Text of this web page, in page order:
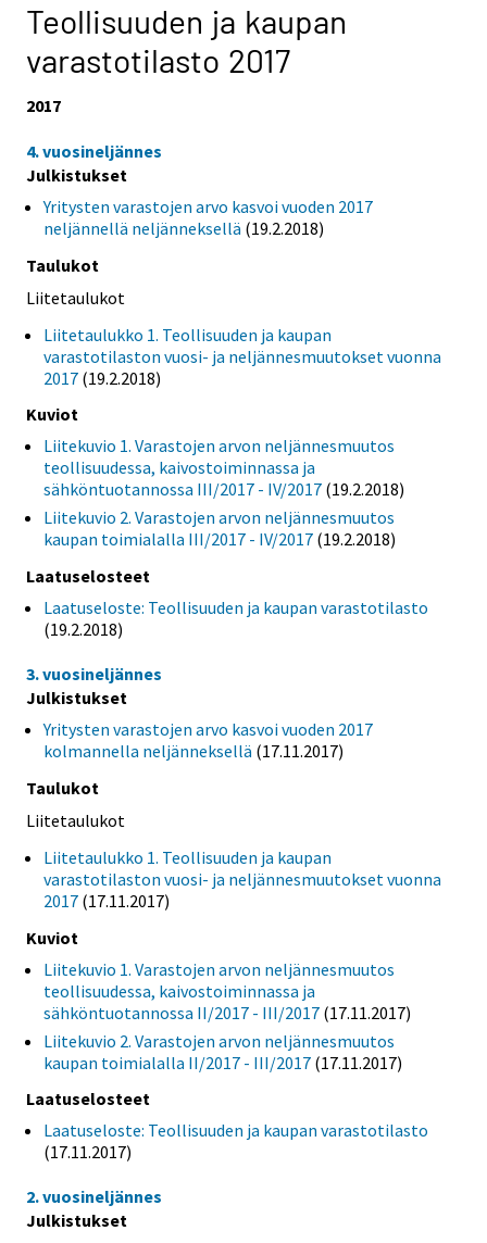
Teollisuuden ja kaupan
varastotilasto 2017
2017
4. vuosineljännes
Julkistukset
Yritysten varastojen arvo kasvoi vuoden 2017
neljännellä neljänneksellä (19.2.2018)
Taulukot
Liitetaulukot
Liitetaulukko 1. Teollisuuden ja kaupan
varastotilaston vuosi- ja neljännesmuutokset vuonna
2017 (19.2.2018)
Kuviot
Liitekuvio 1. Varastojen arvon neljännesmuutos
teollisuudessa, kaivostoiminnassa ja
sähköntuotannossa III/2017 - IV/2017 (19.2.2018)
Liitekuvio 2. Varastojen arvon neljännesmuutos
kaupan toimialalla III/2017 - IV/2017 (19.2.2018)
Laatuselosteet
Laatuseloste: Teollisuuden ja kaupan varastotilasto
(19.2.2018)
3. vuosineljännes
Julkistukset
Yritysten varastojen arvo kasvoi vuoden 2017
kolmannella neljänneksellä (17.11.2017)
Taulukot
Liitetaulukot
Liitetaulukko 1. Teollisuuden ja kaupan
varastotilaston vuosi- ja neljännesmuutokset vuonna
2017 (17.11.2017)
Kuviot
Liitekuvio 1. Varastojen arvon neljännesmuutos
teollisuudessa, kaivostoiminnassa ja
sähköntuotannossa II/2017 - III/2017 (17.11.2017)
Liitekuvio 2. Varastojen arvon neljännesmuutos
kaupan toimialalla II/2017 - III/2017 (17.11.2017)
Laatuselosteet
Laatuseloste: Teollisuuden ja kaupan varastotilasto
(17.11.2017)
2. vuosineljännes
Julkistukset